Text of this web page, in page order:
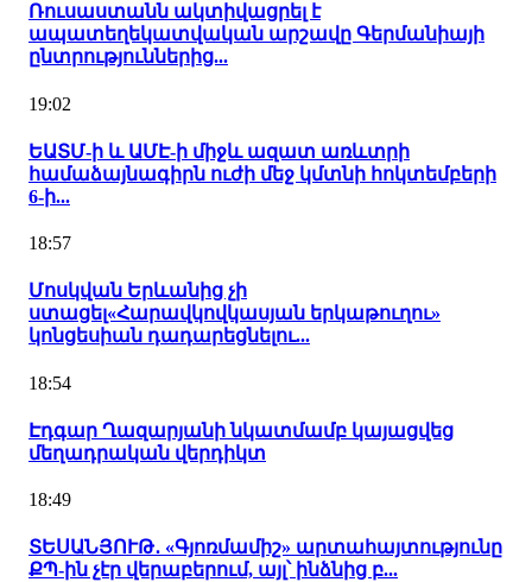
Ռուսաստանն ակտիվացրել է
ապատեղեկատվական արշավը Գերմանիայի
ընտրություններից...
19:02
ԵԱՏՄ-ի և ԱՄԷ-ի միջև ազատ առևտրի
համաձայնագիրն ուժի մեջ կմտնի հոկտեմբերի
6-ի...
18:57
Մոսկվան Երևանից չի
ստացել«Հարավկովկասյան երկաթուղու»
կոնցեսիան դադարեցնելու...
18:54
Էդգար Ղազարյանի նկատմամբ կայացվեց
մեղադրական վերդիկտ
18:49
ՏԵՍԱՆՅՈՒԹ․ «Գյոռմամիշ» արտահայտությունը
ՔՊ-ին չէր վերաբերում, այլ՝ ինձնից բ...